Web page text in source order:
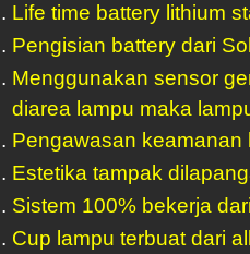
Life time battery lithium
Pengisian battery dari
Menggunakan sensor
diarea lampu maka
Pengawasan
Estetika tampak
Sistem 100% bekerja
Cup lampu terbuat dari